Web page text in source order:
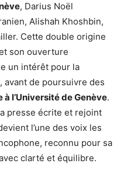
, Darius Noël
Alishah Khoshbin,
Cette double origine
son ouverture
un intérêt pour la
avant de poursuivre des
l’Université de Genève.
presse écrite et rejoint
l’une des voix les
reconnu pour sa
clarté et équilibre.